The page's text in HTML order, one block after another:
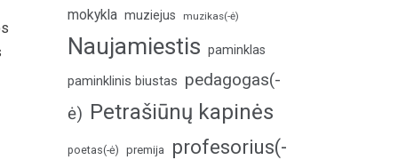
mokykla muziejus muzikas(-ė)
Naujamiestis paminklas
paminklinis biustas pedagogas(-
ė) Petrašiūnų kapinės
poetas(-ė) premija
profesorius(-